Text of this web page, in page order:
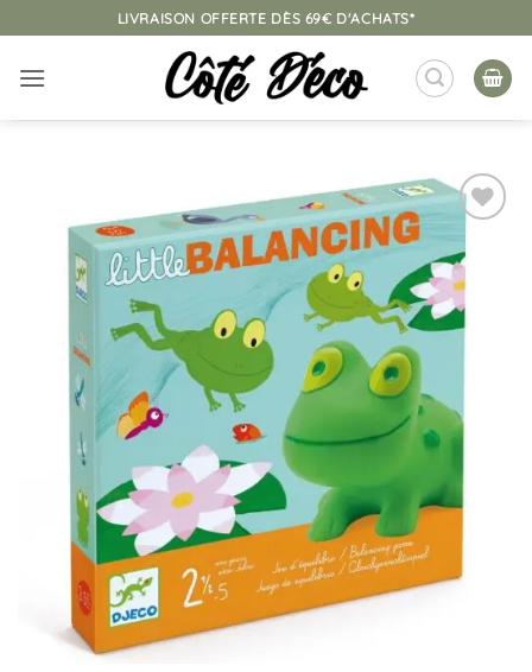
au
contenu
LIVRAISON OFFERTE DÈS 69€ D'ACHATS*
à la
liste
d’envies